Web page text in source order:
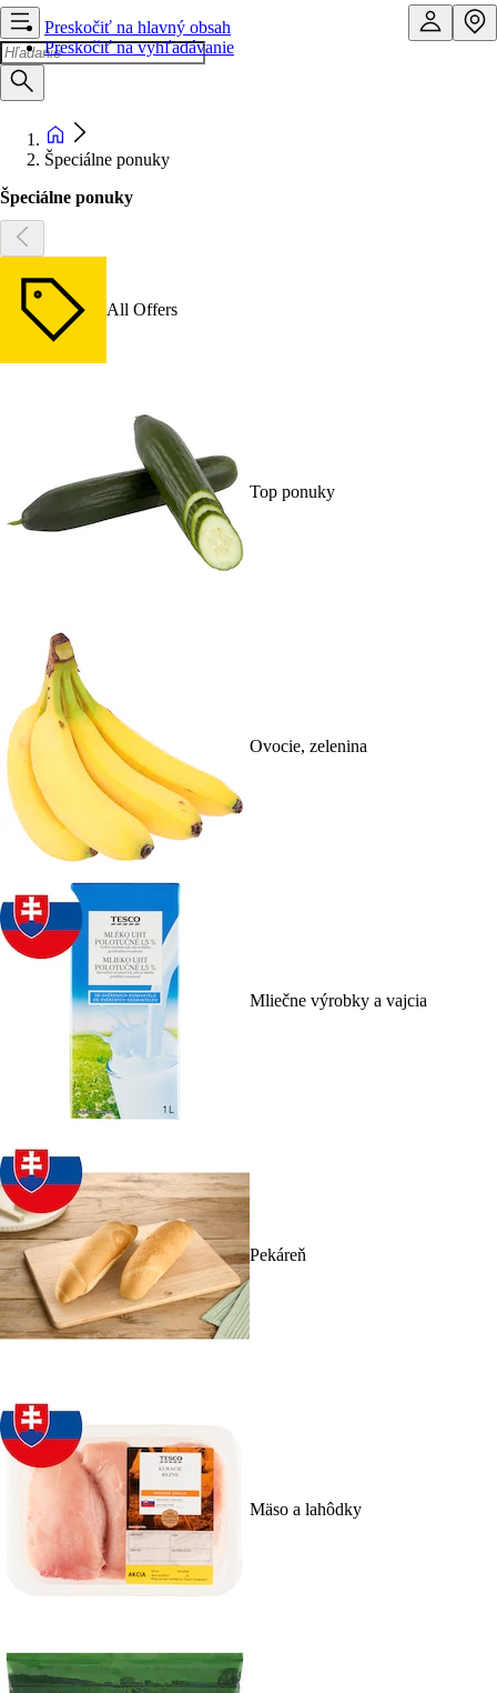
Preskočiť na hlavný obsah
Preskočiť na vyhľadávanie
Špeciálne ponuky
Špeciálne ponuky
All Offers
Top ponuky
Ovocie, zelenina
Mliečne výrobky a vajcia
Pekáreň
Mäso a lahôdky